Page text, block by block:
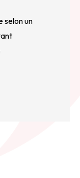
selon un